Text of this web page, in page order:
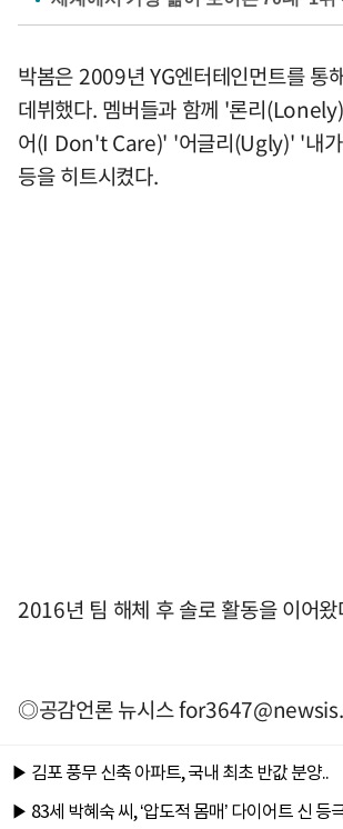
박봄은 2009년 YG엔터테인먼트를 통
데뷔했다. 멤버들과 함께 '론리
어(I Don't Care)' '어글리(Ugly)' '내
등을 히트시켰다.
2016년 팀 해체 후 솔로 활동을 이어왔
◎공감언론 뉴시스